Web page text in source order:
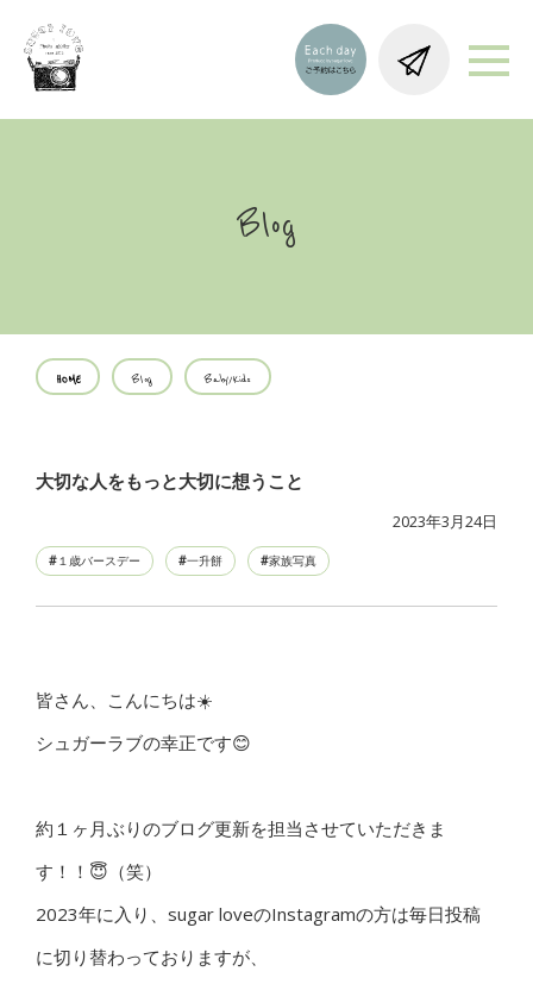
Blog
HOME Blog Baby/Kids
大切な人をもっと大切に想うこと
2023年3月24日
１歳バースデー 一升餅 家族写真
皆さん、こんにちは☀️
シュガーラブの幸正です😊
約１ヶ月ぶりのブログ更新を担当させていただきま
す！！😇（笑）
2023年に入り、sugar loveのInstagramの方は毎日投稿
に切り替わっておりますが、